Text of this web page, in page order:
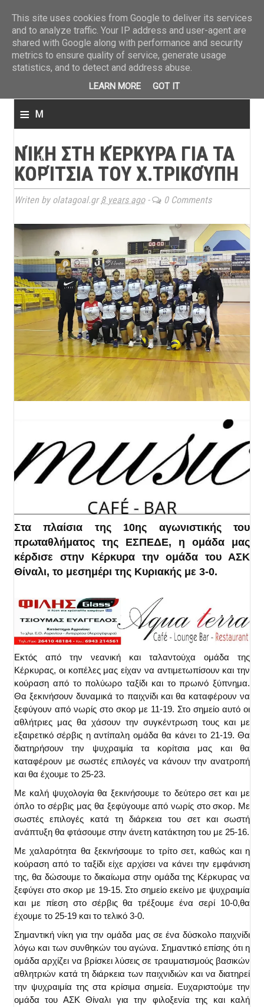
≡ M
n
u
ΝΊΚΗ ΣΤΗ ΚΈΡΚΥΡΑ ΓΙΑ ΤΑ
ΚΟΡΊΤΣΙΑ ΤΟΥ Χ.ΤΡΙΚΟΎΠΗ
Writen by olatagoal.gr8 years ago- 0 Comments
Στα πλαίσια της 10ης αγωνιστικής του
πρωταθλήματος της ΕΣΠΕΔΕ, η ομάδα μας
κέρδισε στην Κέρκυρα την ομάδα του ΑΣΚ
Θίναλι, το μεσημέρι της Κυριακής με 3-0.
Εκτός από την νεανική και ταλαντούχα ομάδα της
Κέρκυρας, οι κοπέλες μας είχαν να αντιμετωπίσουν και την
κούραση από το πολύωρο ταξίδι και το πρωινό ξύπνημα.
Θα ξεκινήσουν δυναμικά το παιχνίδι και θα καταφέρουν να
ξεφύγουν από νωρίς στο σκορ με 11-19. Στο σημείο αυτό οι
αθλήτριες μας θα χάσουν την συγκέντρωση τους και με
εξαιρετικό σέρβις η αντίπαλη ομάδα θα κάνει το 21-19. Θα
διατηρήσουν την ψυχραιμία τα κορίτσια μας και θα
καταφέρουν με σωστές επιλογές να κάνουν την ανατροπή
και θα έχουμε το 25-23.
Με καλή ψυχολογία θα ξεκινήσουμε το δεύτερο σετ και με
όπλο το σέρβις μας θα ξεφύγουμε από νωρίς στο σκορ. Με
σωστές επιλογές κατά τη διάρκεια του σετ και σωστή
ανάπτυξη θα φτάσουμε στην άνετη κατάκτηση του με 25-16.
Με χαλαρότητα θα ξεκινήσουμε το τρίτο σετ, καθώς και η
κούραση από το ταξίδι είχε αρχίσει να κάνει την εμφάνιση
της, θα δώσουμε το δικαίωμα στην ομάδα της Κέρκυρας να
ξεφύγει στο σκορ με 19-15. Στο σημείο εκείνο με ψυχραιμία
και με πίεση στο σέρβις θα τρέξουμε ένα σερί 10-0,θα
έχουμε το 25-19 και το τελικό 3-0.
Σημαντική νίκη για την ομάδα μας σε ένα δύσκολο παιχνίδι
λόγω και των συνθηκών του αγώνα. Σημαντικό επίσης ότι η
ομάδα αρχίζει να βρίσκει λύσεις σε τραυματισμούς βασικών
αθλητριών κατά τη διάρκεια των παιχνιδιών και να διατηρεί
την ψυχραιμία της στα κρίσιμα σημεία. Ευχαριστούμε την
ομάδα του ΑΣΚ Θίναλι για την φιλοξενία της και καλή
This site uses cookies from Google to deliver its services
and to analyze traffic. Your IP address and user-agent are
shared with Google along with performance and security
metrics to ensure quality of service, generate usage
statistics, and to detect and address abuse.
LEARN MORE GOT IT